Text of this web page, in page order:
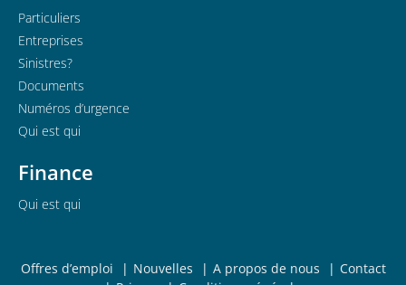
Particuliers
Entreprises
Sinistres?
Documents
Numéros d’urgence
Qui est qui
Finance
Qui est qui
Offres d’emploi Nouvelles A propos de nous
Contact